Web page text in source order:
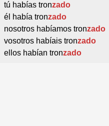
tú habías tronzado
él había tronzado
nosotros habíamos tronzado
vosotros habíais tronzado
ellos habían tronzado